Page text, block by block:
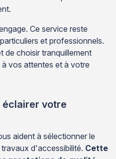
Ce service reste
et professionnels.
de choisir tranquillement
vos attentes et à votre
éclairer votre
aident à sélectionner le
d'accessibilité. Cette